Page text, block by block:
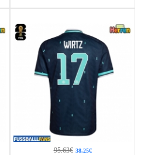
95.63€ 38.25€